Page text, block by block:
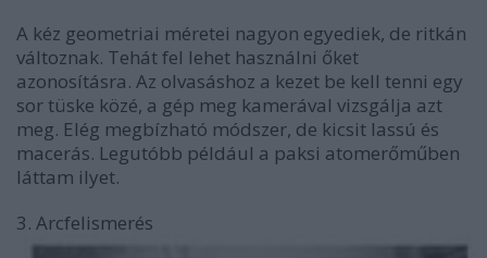
A kéz geometriai méretei nagyon egyediek, de ritkán
változnak. Tehát fel lehet használni őket
azonosításra. Az olvasáshoz a kezet be kell tenni egy
sor tüske közé, a gép meg kamerával vizsgálja azt
meg. Elég megbízható módszer, de kicsit lassú és
macerás. Legutóbb például a paksi atomerőműben
láttam ilyet.
3. Arcfelismerés